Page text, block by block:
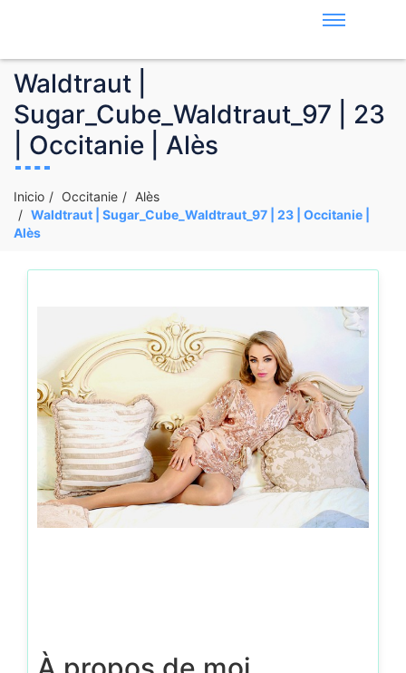
Waldtraut |
Sugar_Cube_Waldtraut_97 | 23
| Occitanie | Alès
Inicio Occitanie
Alès
Waldtraut | Sugar_Cube_Waldtraut_97 | 23 | Occitanie |
Alès